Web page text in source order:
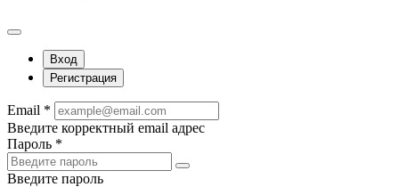
Вход
Регистрация
Email *
Введите корректный email адрес
Пароль *
Введите пароль